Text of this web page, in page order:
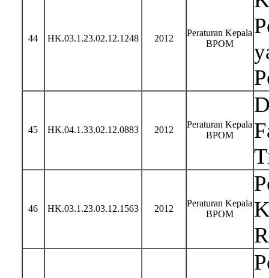
44 HK.03.1.23.02.12.1248 2012
Peraturan Kepala
BPOM
45 HK.04.1.33.02.12.0883 2012
Peraturan Kepala
BPOM
46 HK.03.1.23.03.12.1563 2012
Peraturan Kepala
BPOM